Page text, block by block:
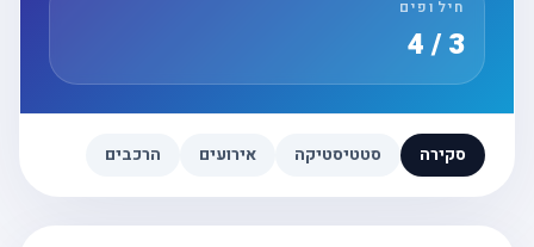
חילופים
3 / 4
סקירה סטטיסטיקה אירועים הרכבים